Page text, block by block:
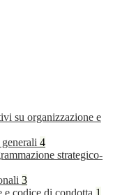
su organizzazione e
4
strategico-
3